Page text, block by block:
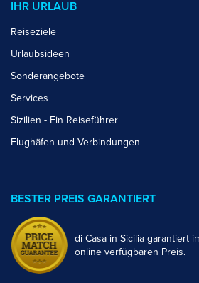
IHR URLAUB
Reiseziele
Urlaubsideen
Sonderangebote
Services
Sizilien - Ein Reiseführer
Flughäfen und Verbindungen
BESTER PREIS GARANTIERT
di Casa in Sicilia garantiert
online verfügbaren Preis.